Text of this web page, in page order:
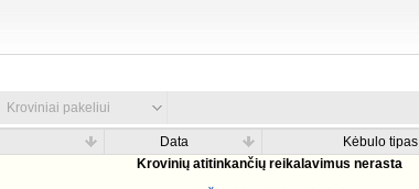
Kroviniai pakeliui
Data Kėbulo tipas
Krovinių atitinkančių reikalavimus nerasta